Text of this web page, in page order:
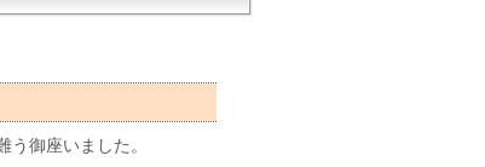
御座いました。